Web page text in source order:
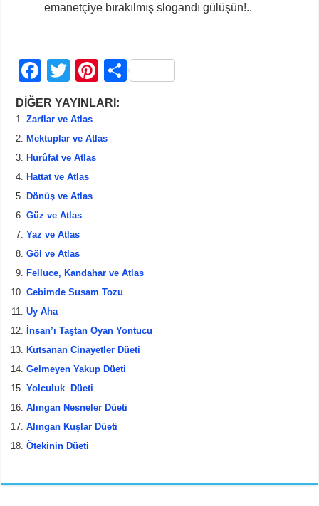
emanetçiye bırakılmış slogandı gülüşün!..
F
a
c
e
b
o
o
k
T
wi
tt
er
Pi
nt
e
S
DİĞER YAYINLARI:
Zarflar ve Atlas
Mektuplar ve Atlas
Hurûfat ve Atlas
Hattat ve Atlas
Dönüş ve Atlas
Güz ve Atlas
Yaz ve Atlas
Göl ve Atlas
Felluce, Kandahar ve Atlas
Cebimde Susam Tozu
Uy Aha
İnsan’ı Taştan Oyan Yontucu
Kutsanan Cinayetler Düeti
Gelmeyen Yakup Düeti
Yolculuk Düeti
Alıngan Nesneler Düeti
Alıngan Kuşlar Düeti
Ötekinin Düeti